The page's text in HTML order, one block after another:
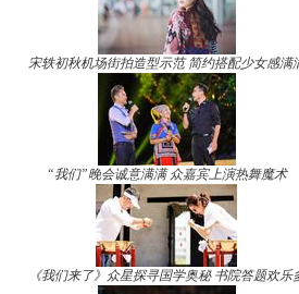
宋轶初秋机场街拍造型示范 简约搭配少女感满
“我们”晚会诚意满满 众嘉宾上演热舞魔术
《我们来了》众星探寻国学奥秘 书院答题欢乐